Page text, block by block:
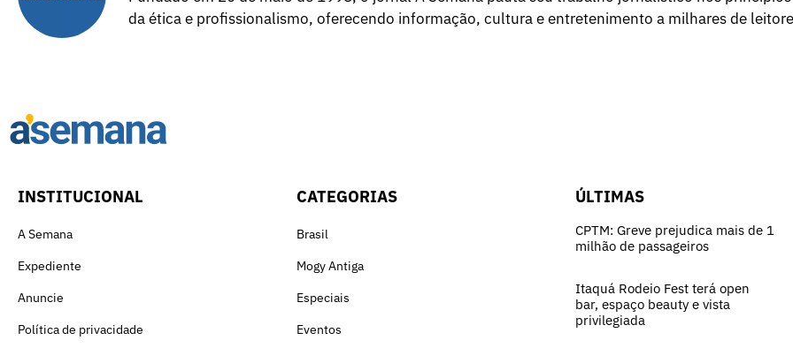
da ética e profissionalismo, oferecendo informação, cultura e entretenimento a milhares de
INSTITUCIONAL
A Semana
Expediente
Anuncie
Política de privacidade
CATEGORIAS
Brasil
Mogy Antiga
Especiais
Eventos
ÚLTIMAS
CPTM: Greve prejudica mais de 1
milhão de passageiros
Itaquá Rodeio Fest terá open
bar, espaço beauty e vista
privilegiada